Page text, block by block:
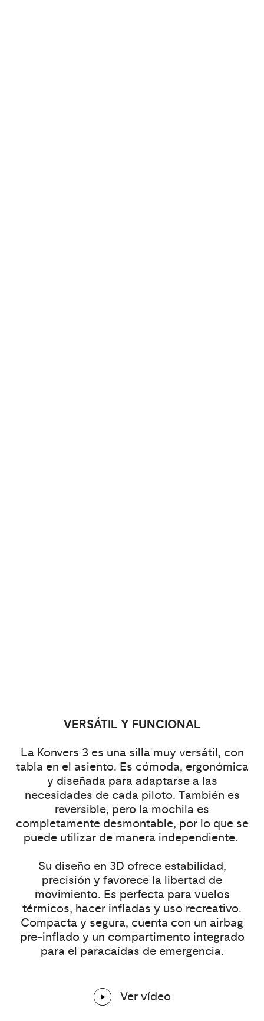
VERSÁTIL Y FUNCIONAL
La Konvers 3 es una silla muy versátil, con
tabla en el asiento. Es cómoda, ergonómica
y diseñada para adaptarse a las
necesidades de cada piloto. También es
reversible, pero la mochila es
completamente desmontable, por lo que se
puede utilizar de manera independiente.
Su diseño en 3D ofrece estabilidad,
precisión y favorece la libertad de
movimiento. Es perfecta para vuelos
térmicos, hacer infladas y uso recreativo.
Compacta y segura, cuenta con un airbag
pre-inflado y un compartimento integrado
para el paracaídas de emergencia.
Ver vídeo